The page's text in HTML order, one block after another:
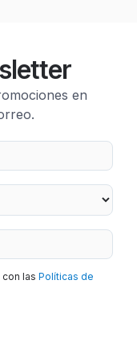
en
con lasPolíticas de